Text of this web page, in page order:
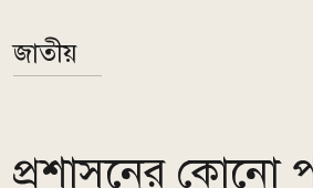
জাতীয়
প্রশাসনের কোনো